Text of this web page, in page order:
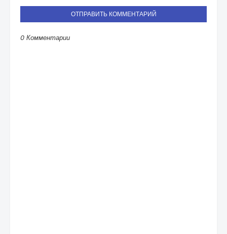
ОТПРАВИТЬ КОММЕНТАРИЙ
0 Комментарии